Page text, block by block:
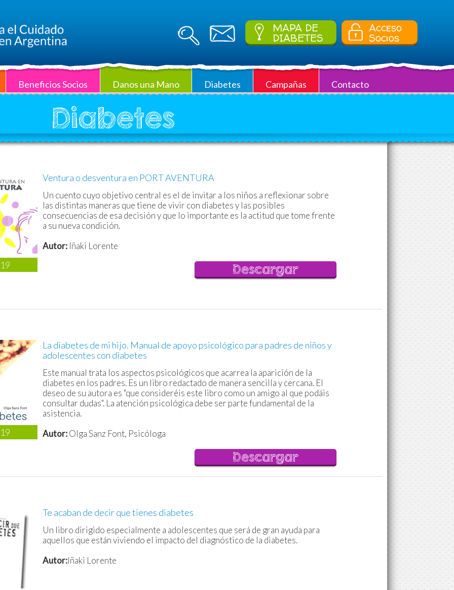
Acceso
Socios
MAPA DE
DIABETES
Beneficios Socios Danos una Mano Diabetes Campañas Contacto
Diabetes
Ventura o desventura en PORT AVENTURA
Un cuento cuyo objetivo central es el de invitar a los niños a reflexionar sobre
las distintas maneras que tiene de vivir con diabetes y las posibles
consecuencias de esa decisión y que lo importante es la actitud que tome frente
a su nueva condición.
Autor: Iñaki Lorente
Descargar
La diabetes de mi hijo. Manual de apoyo psicológico para padres de niños y
adolescentes con diabetes
Este manual trata los aspectos psicológicos que acarrea la aparición de la
diabetes en los padres. Es un libro redactado de manera sencilla y cercana. El
deseo de su autora es "que consideréis este libro como un amigo al que podáis
consultar dudas". La atención psicológica debe ser parte fundamental de la
asistencia.
Autor:Olga Sanz Font, Psicóloga
Descargar
Te acaban de decir que tienes diabetes
Un libro dirigido especialmente a adolescentes que será de gran ayuda para
aquellos que están viviendo el impacto del diagnóstico de la diabetes.
Autor:Iñaki Lorente